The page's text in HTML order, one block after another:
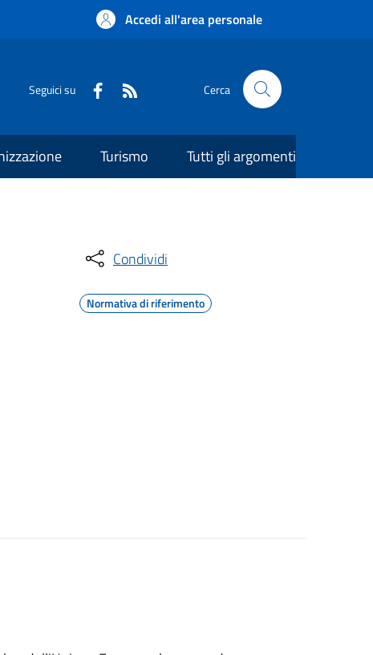
Accedi all'area personale
Seguici su Cerca
Turismo Tutti gli argomenti
Condividi
Normativa di riferimento